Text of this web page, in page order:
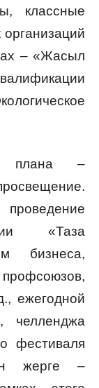
классные
организаций
– «Жасыл
плана –
«Таза
бизнеса,
ежегодной
челленджа
фестиваля
жерге –